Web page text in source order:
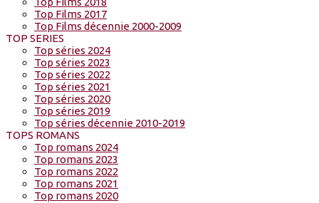
Top Films 2017
Top Films décennie 2000-2009
TOP SERIES
Top séries 2024
Top séries 2023
Top séries 2022
Top séries 2021
Top séries 2020
Top séries 2019
Top séries décennie 2010-2019
TOPS ROMANS
Top romans 2024
Top romans 2023
Top romans 2022
Top romans 2021
Top romans 2020